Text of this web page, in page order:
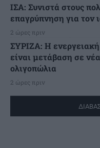
ΙΣΑ: Συνιστά στους
επαγρύπνηση για τον
2 ώρες πριν
ΣΥΡΙΖΑ: Η
είναι μετάβαση σε
ολιγοπώλια
2 ώρες πριν